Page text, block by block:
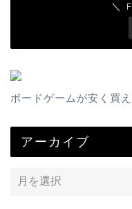
＼
ボードゲームが安く買
アーカイブ